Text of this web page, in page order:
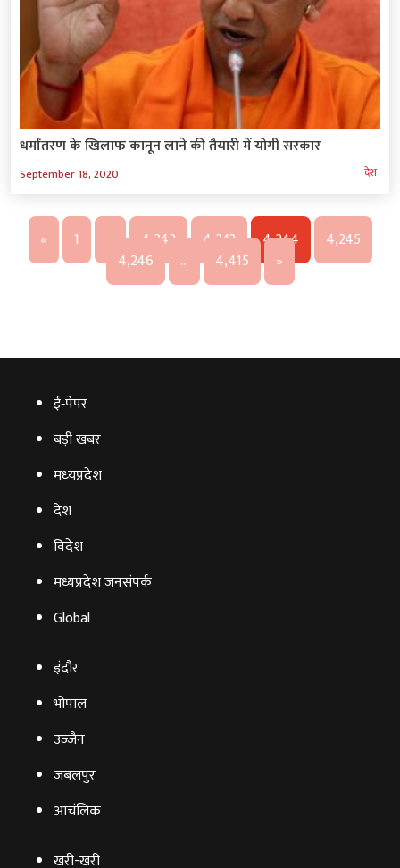
धर्मांतरण के खिलाफ कानून लाने की तैयारी में योगी सरकार
September 18, 2020 देश
« 1 4,242 4,243 4,244
4,245
4,246
… 4,415 »
ई‑पेपर
बड़ी खबर
मध्‍यप्रदेश
देश
विदेश
मध्यप्रदेश जनसंपर्क
Global
इंदौर
भोपाल
उज्‍जैन
जबलपुर
आचंलिक
खरी-खरी